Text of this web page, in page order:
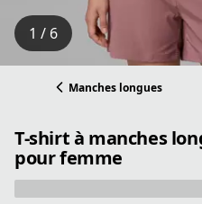
1 / 6
Manches longues
T-shirt à manches
pour femme